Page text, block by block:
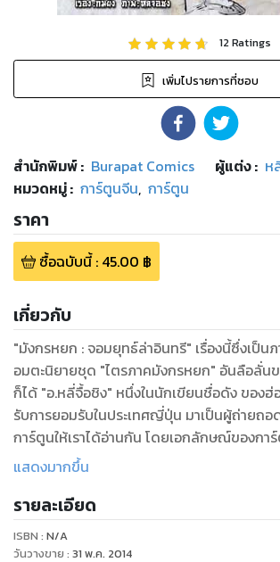
12Ratings
เพิ่มไปรายการที่ชอบ
สำนักพิมพ์: Burapat Comics ผู้แต่ง : ห
หมวดหมู่: การ์ตูนจีน, การ์ตูน
ราคา
ซื้อฉบับนี้: 45.00 ฿
เกี่ยวกับ
"มังกรหยก : จอมยุทธ์ล่าอินทรี" เรื่องนี้ซึ่งเป็น
อมตะนิยายชุด "ไตรภาคมังกรหยก" อันลือลั่น
ก็ได้ "อ.หลี่จื้อชิง" หนึ่งในนักเขียนชื่อดัง ของฮ่
รับการยอมรับในประเทศญี่ปุ่น มาเป็นผู้ถ่ายถอ
การ์ตูนให้เราได้อ่านกัน โดยเอกลักษณ์ของกา
และวิธีการดําเนินเรื่องจะสะอาดตา อ่านง่ายกว่า
ว่าเป็นนักเขียนที่เขาพอใจมากที่สุด เนื่องจาก "อ
สามารถถ่ายทอดเรื่องออกมาในฉบับการ์ตูนได้
แสดงมากขึ้น
รายละเอียด
ISBN : N/A
วันวางขาย : 31 พ.ค. 2014